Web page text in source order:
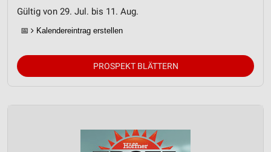
Gültig von 29. Jul. bis 11. Aug.
📅 Kalendereintrag erstellen
PROSPEKT BLÄTTERN